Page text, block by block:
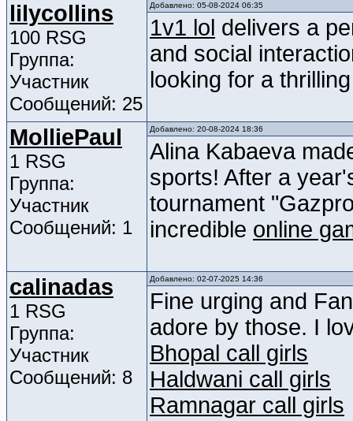
lilycollins
100 RSG
Группа:
Участник
Сообщений: 25
Добавлено: 05-08-2024 06:35
1v1 lol delivers a
and social
looking for a
MolliePaul
1 RSG
Группа:
Участник
Сообщений: 1
Добавлено: 20-08-2024 18:36
Alina Kabaeva
sports! After a
tournament
incredible online
calinadas
1 RSG
Группа:
Участник
Сообщений: 8
Добавлено: 02-07-2025 14:36
Fine urging and
adore by those. I
Bhopal call girls
Haldwani call girls
Ramnagar call girls